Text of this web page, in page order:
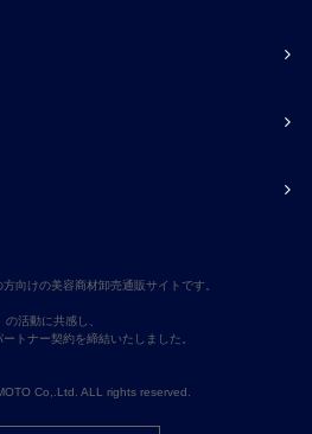
向けの美容商材卸売通販サイトです。
活動に共感し、
トナー契約を締結いたしました。
Co,.Ltd. ALL rights reserved.